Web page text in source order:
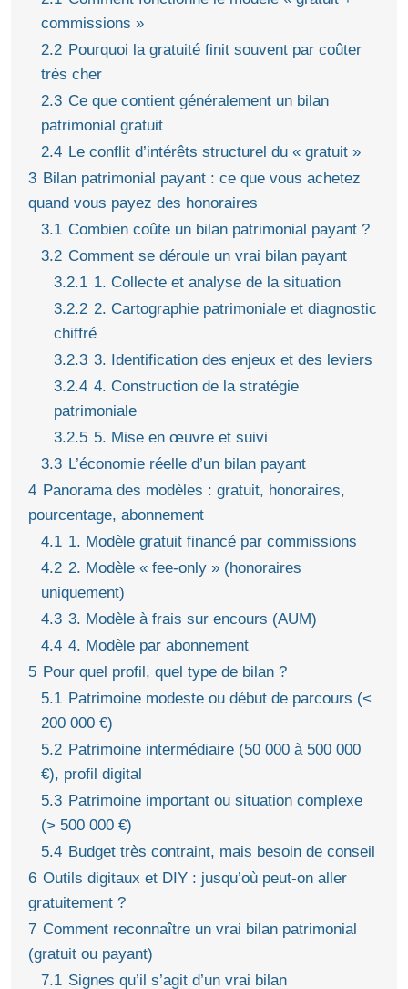
commissions »
2.2 Pourquoi la gratuité finit souvent par coûter
très cher
2.3 Ce que contient généralement un bilan
patrimonial gratuit
2.4 Le conflit d’intérêts structurel du « gratuit »
3 Bilan patrimonial payant : ce que vous achetez
quand vous payez des honoraires
3.1 Combien coûte un bilan patrimonial payant ?
3.2 Comment se déroule un vrai bilan payant
3.2.1 1. Collecte et analyse de la situation
3.2.2 2. Cartographie patrimoniale et diagnostic
chiffré
3.2.3 3. Identification des enjeux et des leviers
3.2.4 4. Construction de la stratégie
patrimoniale
3.2.5 5. Mise en œuvre et suivi
3.3 L’économie réelle d’un bilan payant
4 Panorama des modèles : gratuit, honoraires,
pourcentage, abonnement
4.1 1. Modèle gratuit financé par commissions
4.2 2. Modèle « fee-only » (honoraires
uniquement)
4.3 3. Modèle à frais sur encours (AUM)
4.4 4. Modèle par abonnement
5 Pour quel profil, quel type de bilan ?
5.1 Patrimoine modeste ou début de parcours (<
200 000 €)
5.2 Patrimoine intermédiaire (50 000 à 500 000
€), profil digital
5.3 Patrimoine important ou situation complexe
(> 500 000 €)
5.4 Budget très contraint, mais besoin de conseil
6 Outils digitaux et DIY : jusqu’où peut-on aller
gratuitement ?
7 Comment reconnaître un vrai bilan patrimonial
(gratuit ou payant)
7.1 Signes qu’il s’agit d’un vrai bilan